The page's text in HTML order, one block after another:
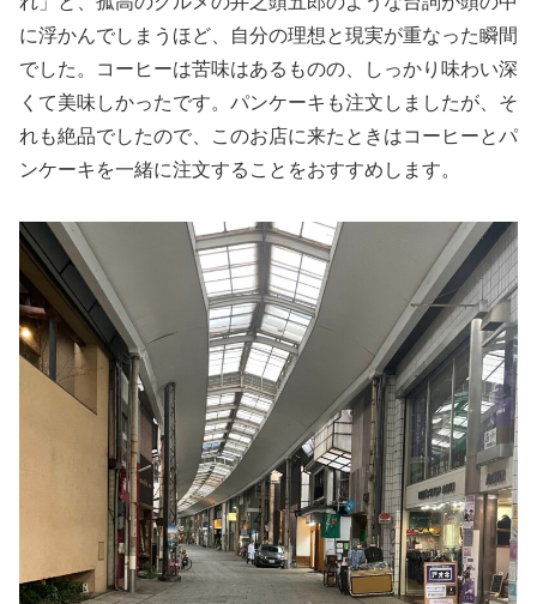
に浮かんでしまうほど、自分の理想と現実が重なった瞬間
でした。コーヒーは苦味はあるものの、しっかり味わい深
くて美味しかったです。パンケーキも注文しましたが、そ
れも絶品でしたので、このお店に来たときはコーヒーとパ
ンケーキを一緒に注文することをおすすめします。